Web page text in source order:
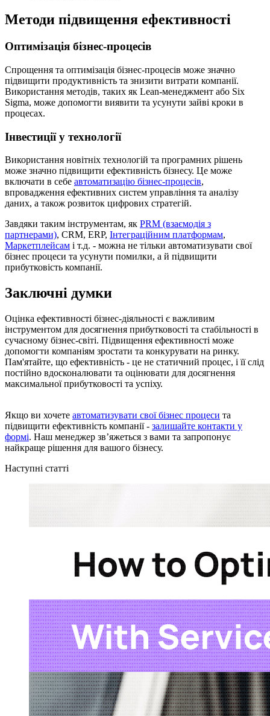
Методи підвищення ефективності
Оптимізація бізнес-процесів
Спрощення та оптимізація бізнес-процесів може значно
підвищити продуктивність та знизити витрати компанії.
Використання методів, таких як Lean-менеджмент або Six
Sigma, може допомогти виявити та усунути зайві кроки в
процесах.
Інвестиції у технології
Використання новітніх технологій та програмних рішень
може значно підвищити ефективність бізнесу. Це може
включати в себе автоматизацію бізнес-процесів,
впровадження ефективних систем управління та аналізу
даних, а також розвиток цифрових стратегій.
Завдяки таким інструментам, як PRM (взаємодія з
партнерами), CRM, ERP, Інтеграційним платформам,
Маркетплейсам і т.д. - можна не тільки автоматизувати свої
бізнес процеси та усунути помилки, а й підвищити
прибутковість компанії.
Заключні думки
Оцінка ефективності бізнес-діяльності є важливим
інструментом для досягнення прибутковості та стабільності в
сучасному бізнес-світі. Підвищення ефективності може
допомогти компаніям зростати та конкурувати на ринку.
Пам'ятайте, що ефективність - це не статичний процес, і її слід
постійно вдосконалювати та оцінювати для досягнення
максимальної прибутковості та успіху.
Якщо ви хочете автоматизувати свої бізнес процеси та
підвищити ефективність компанії - залишайте контакти у
формі. Наш менеджер звʼяжеться з вами та запропонує
найкраще рішення для вашого бізнесу.
Наступні статті